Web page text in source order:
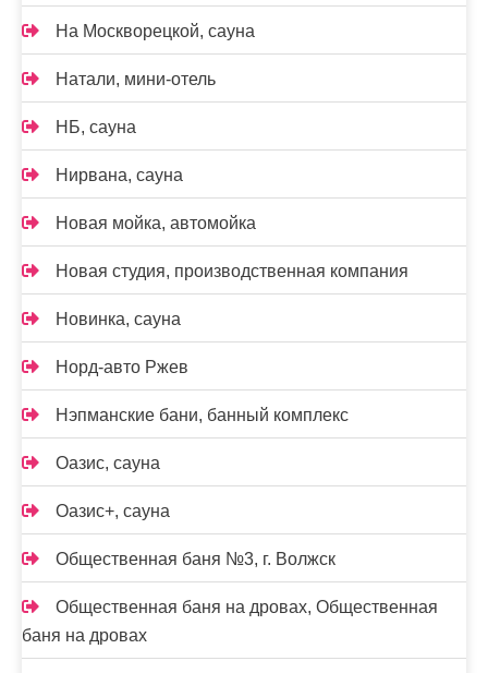
На Москворецкой, сауна
Натали, мини-отель
НБ, сауна
Нирвана, сауна
Новая мойка, автомойка
Новая студия, производственная компания
Новинка, сауна
Норд-авто Ржев
Нэпманские бани, банный комплекс
Оазис, сауна
Оазис+, сауна
Общественная баня №3, г. Волжск
Общественная баня на дровах, Общественная
баня на дровах